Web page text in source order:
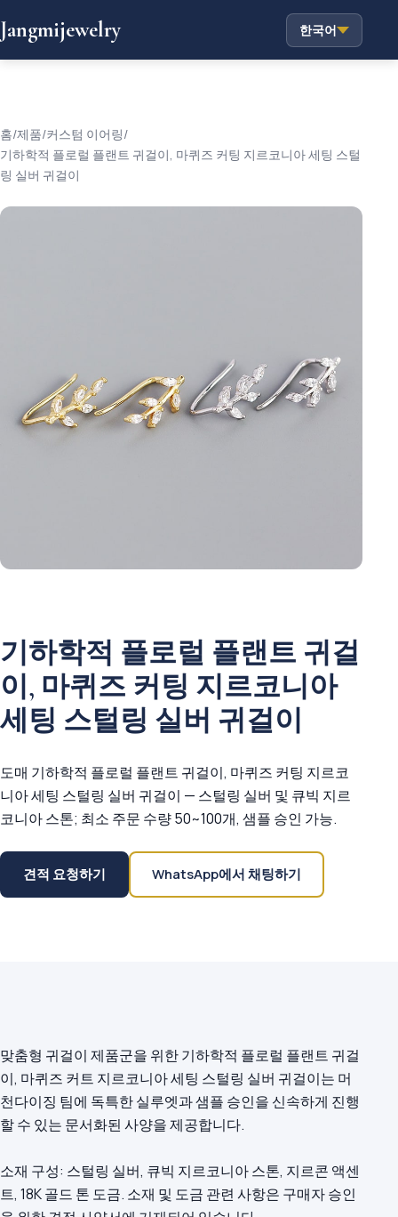
Jangmijewelry 한국어
홈/제품/커스텀 이어링/
기하학적 플로럴 플랜트 귀걸이, 마퀴즈 커팅 지르코니아 세팅 스털
링 실버 귀걸이
기하학적 플로럴 플랜트 귀걸
이, 마퀴즈 커팅 지르코니아
세팅 스털링 실버 귀걸이
도매 기하학적 플로럴 플랜트 귀걸이, 마퀴즈 커팅 지르코
니아 세팅 스털링 실버 귀걸이 — 스털링 실버 및 큐빅 지르
코니아 스톤; 최소 주문 수량 50~100개, 샘플 승인 가능.
견적 요청하기 WhatsApp에서 채팅하기
맞춤형 귀걸이 제품군을 위한 기하학적 플로럴 플랜트 귀걸
이, 마퀴즈 커트 지르코니아 세팅 스털링 실버 귀걸이는 머
천다이징 팀에 독특한 실루엣과 샘플 승인을 신속하게 진행
할 수 있는 문서화된 사양을 제공합니다.
소재 구성: 스털링 실버, 큐빅 지르코니아 스톤, 지르콘 액센
트, 18K 골드 톤 도금. 소재 및 도금 관련 사항은 구매자 승인